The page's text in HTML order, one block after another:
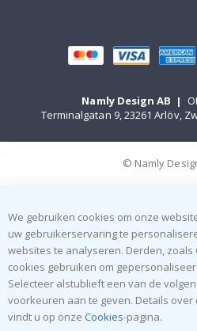
Namly Design AB |
Terminalgatan 9, 23261 Arlöv,
© Namly
We gebruiken cookies om onze
uw gebruikerservaring te
websites te analyseren. Derden,
cookies gebruiken om
Selecteer alstublieft een van de
voorkeuren aan te geven. Details over
vindt u op onze Cookies-pagina.